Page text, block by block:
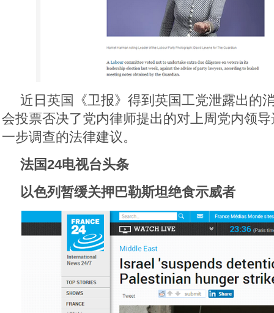
近日英国《卫报》得到英国工党泄露出的
会投票否决了党内律师提出的对上周党内领
一步调查的法律建议。
法国24电视台头条
以色列暂缓关押巴勒斯坦绝食示威者